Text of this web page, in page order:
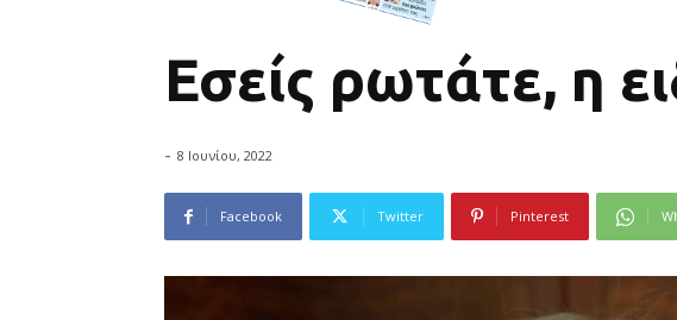
Εσείς ρωτάτε, η
- 8 Ιουνίου, 2022
Facebook Twitter Pinterest